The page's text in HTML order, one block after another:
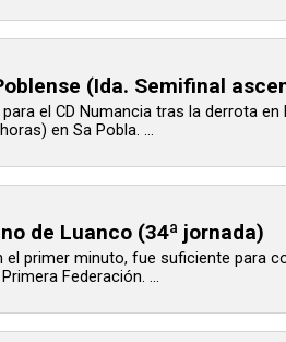
(Ida. Semifinal
el CD Numancia tras la derrota
en Sa Pobla. ...
de Luanco (34ª jornada)
el primer minuto, fue suficiente para
Federación. ...